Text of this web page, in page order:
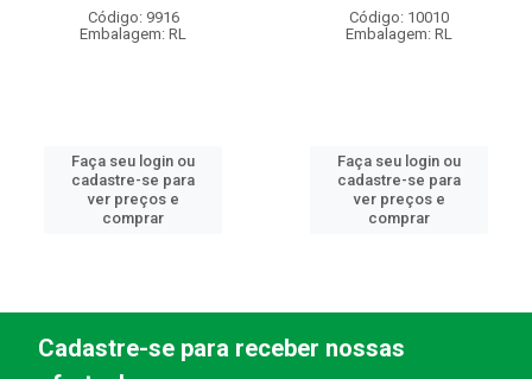
Código: 9916
Embalagem: RL
Faça seu login ou
cadastre-se para
ver preços e
comprar
Código: 10010
Embalagem: RL
Faça seu login ou
cadastre-se para
ver preços e
comprar
Cadastre-se para receber nossas